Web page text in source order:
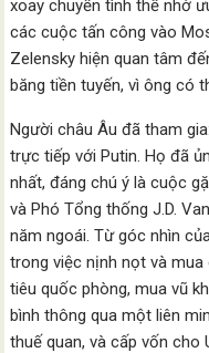
xoay chuyển tình thế nhờ
các cuộc tấn công vào
Zelensky hiện quan tâm
băng tiền tuyến, vì ông có
Người châu Âu đã tham
trực tiếp với Putin. Họ đã
nhất, đáng chú ý là cuộc
và Phó Tổng thống J.D.
năm ngoái. Từ góc nhìn
trong việc nịnh nọt và
tiêu quốc phòng, mua vũ
bình thông qua một liên
thuế quan, và cấp vốn cho